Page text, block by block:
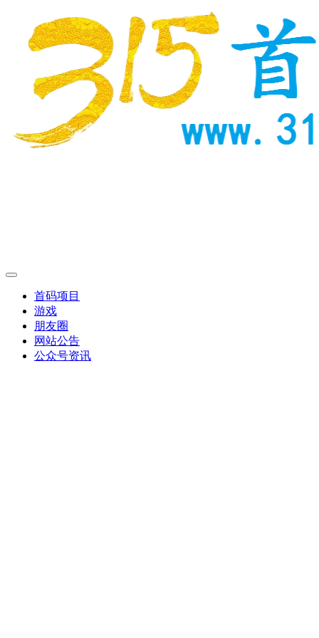
首码项目
游戏
朋友圈
网站公告
公众号资讯